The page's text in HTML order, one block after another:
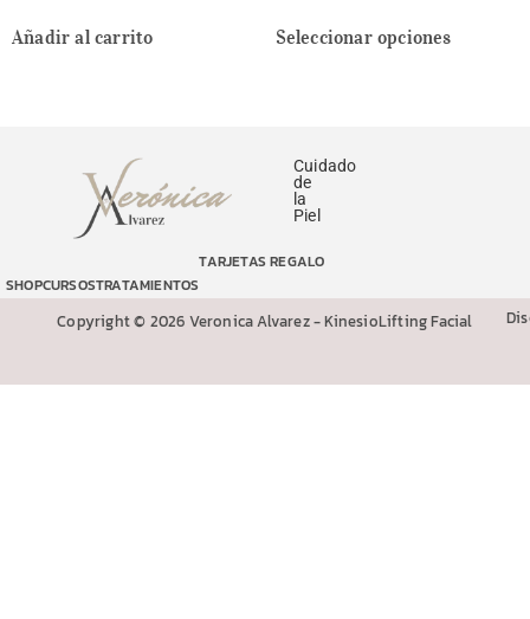
Añadir al carrito Seleccionar opciones
Cuidado
de
la
Piel
SHOPCURSOSTRATAMIENTOS
TARJETAS REGALO
Copyright © 2026 Veronica Alvarez - KinesioLifting Facial